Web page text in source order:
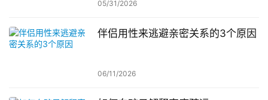
05/31/2026
伴侣用性来逃避亲密关系的3个原因
06/11/2026